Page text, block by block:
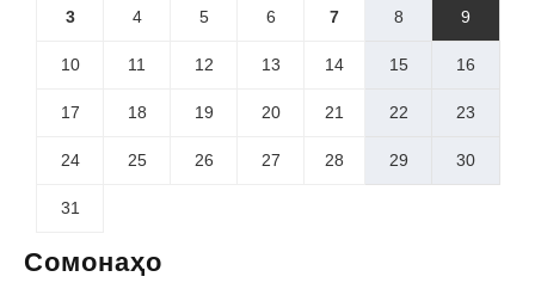
3 4 5 6 7 8 9
10 11 12 13 14 15 16
17 18 19 20 21 22 23
24 25 26 27 28 29 30
31
Сомонаҳо